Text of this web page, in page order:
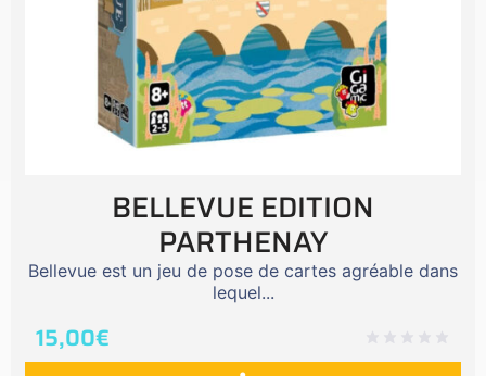
BELLEVUE EDITION
PARTHENAY
Bellevue est un jeu de pose de cartes agréable dans
lequel...
15,00€